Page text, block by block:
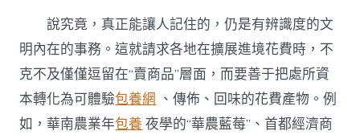
說究竟，真正能讓人記住的，仍是有辨識度的文
明內在的事務。這就請求各地在擴展進境花費時，不
克不及僅僅逗留在“賣商品”層面，而要善于把處所資
本轉化為可體驗包養網 、傳佈、回味的花費產物。例
如，華南農業年包養 夜學的“華農藍莓”、首都經濟商